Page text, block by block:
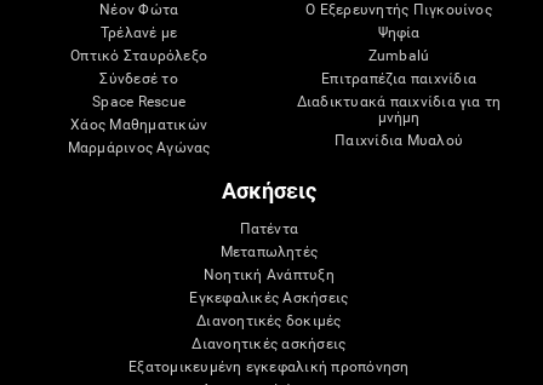
Νέον Φώτα
Τρέλανέ με
Οπτικό Σταυρόλεξο
Σύνδεσέ το
Space Rescue
Χάος Μαθηματικών
Μαρμάρινος Αγώνας
Ο Εξερευνητής Πιγκουίνος
Ψηφία
Zumbalú
Επιτραπέζια παιχνίδια
Διαδικτυακά παιχνίδια για τη
μνήμη
Παιχνίδια Μυαλού
Ασκήσεις
Πατέντα
Μεταπωλητές
Νοητική Ανάπτυξη
Εγκεφαλικές Ασκήσεις
Διανοητικές δοκιμές
Διανοητικές ασκήσεις
Εξατομικευμένη εγκεφαλική προπόνηση